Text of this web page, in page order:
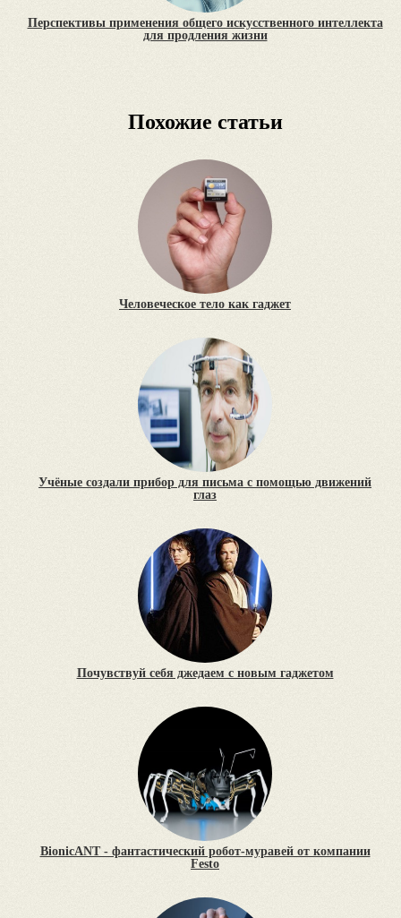
Перспективы применения общего искусственного интеллекта
для продления жизни
Похожие статьи
Человеческое тело как гаджет
Учёные создали прибор для письма с помощью движений
глаз
Почувствуй себя джедаем с новым гаджетом
BionicANT - фантастический робот-муравей от компании
Festo